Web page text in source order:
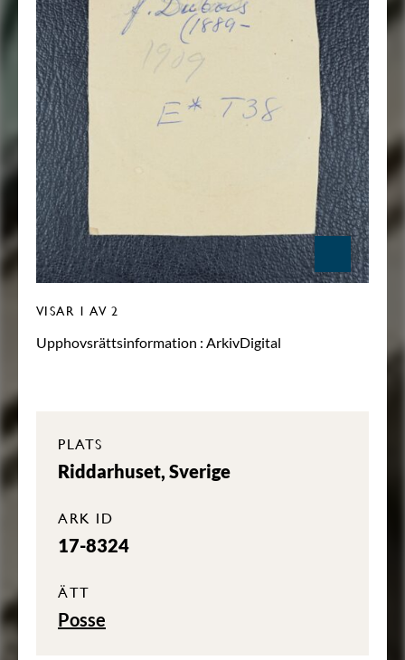
VISAR 1 AV 2
Upphovsrättsinformation : ArkivDigital
PLATS
Riddarhuset, Sverige
ARK ID
17-8324
ÄTT
Posse